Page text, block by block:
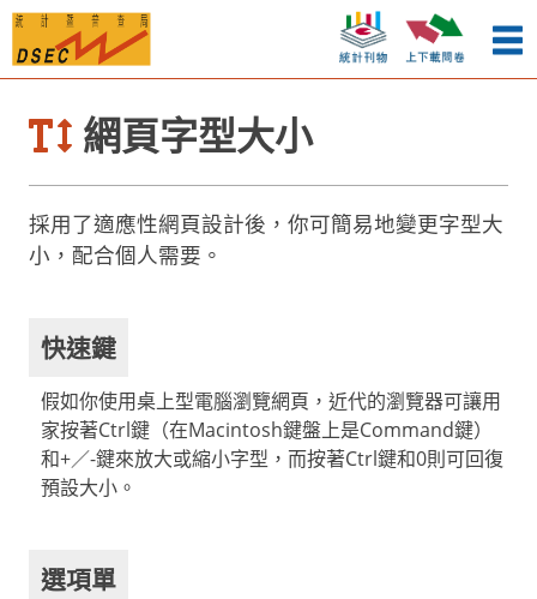
網頁字型大小
採用了適應性網頁設計後，你可簡易地變更字型大
小，配合個人需要。
快速鍵
假如你使用桌上型電腦瀏覽網頁，近代的瀏覽器可讓用
家按著Ctrl鍵（在Macintosh鍵盤上是Command鍵）
和+／-鍵來放大或縮小字型，而按著Ctrl鍵和0則可回復
預設大小。
選項單